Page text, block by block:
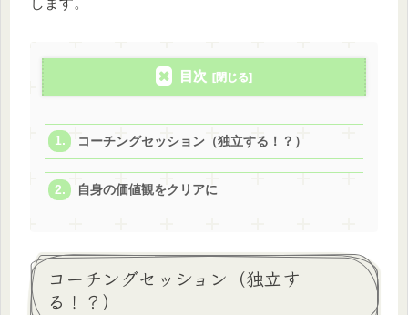
目次
コーチングセッション（独立する！？）
自身の価値観をクリアに
コーチングセッション（独立す
る！？）